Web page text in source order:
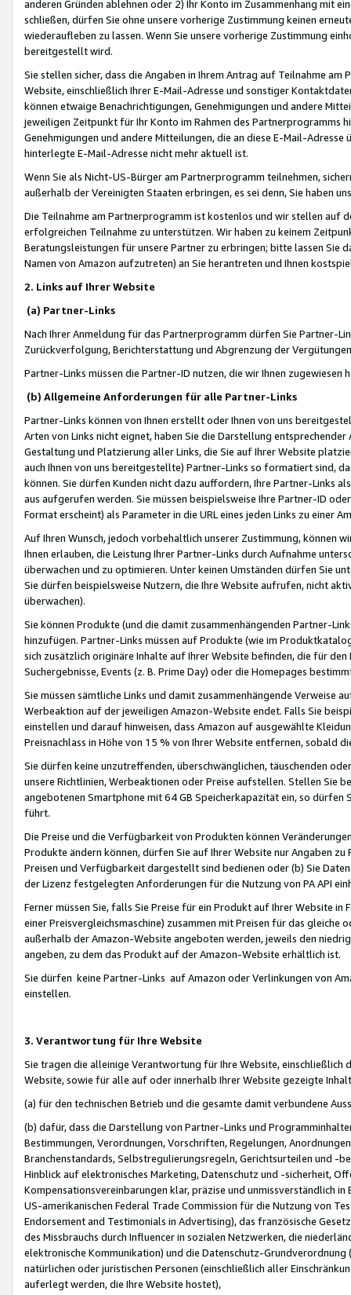
anderen Gründen ablehnen oder 2) Ihr Konto im Zusammenhang mit
schließen, dürfen Sie ohne unsere vorherige Zustimmung keinen
wiederaufleben zu lassen. Wenn Sie unsere vorherige Zustimmung
bereitgestellt wird.
Sie stellen sicher, dass die Angaben in Ihrem Antrag auf Teilnahme
Website, einschließlich Ihrer E-Mail-Adresse und sonstiger
können etwaige Benachrichtigungen, Genehmigungen und andere
jeweiligen Zeitpunkt für Ihr Konto im Rahmen des Partnerprogramms
Genehmigungen und andere Mitteilungen, die an diese E-Mail-
hinterlegte E-Mail-Adresse nicht mehr aktuell ist.
Wenn Sie als Nicht-US-Bürger am Partnerprogramm teilnehmen,
außerhalb der Vereinigten Staaten erbringen, es sei denn, Sie haben
Die Teilnahme am Partnerprogramm ist kostenlos und wir stellen auf
erfolgreichen Teilnahme zu unterstützen. Wir haben zu keinem
Beratungsleistungen für unsere Partner zu erbringen; bitte lassen Sie
Namen von Amazon aufzutreten) an Sie herantreten und Ihnen
2. Links auf Ihrer Website
(a) Partner-Links
Nach Ihrer Anmeldung für das Partnerprogramm dürfen Sie Partner-
Zurückverfolgung, Berichterstattung und Abgrenzung der
Partner-Links müssen die Partner-ID nutzen, die wir Ihnen zugewiesen
(b) Allgemeine Anforderungen für alle Partner-Links
Partner-Links können von Ihnen erstellt oder Ihnen von uns
Arten von Links nicht eignet, haben Sie die Darstellung
Gestaltung und Platzierung aller Links, die Sie auf Ihrer Website
auch Ihnen von uns bereitgestellte) Partner-Links so formatiert sind,
können. Sie dürfen Kunden nicht dazu auffordern, Ihre Partner-Links
aus aufgerufen werden. Sie müssen beispielsweise Ihre Partner-ID
Format erscheint) als Parameter in die URL eines jeden Links zu einer
Auf Ihren Wunsch, jedoch vorbehaltlich unserer Zustimmung, können
Ihnen erlauben, die Leistung Ihrer Partner-Links durch Aufnahme
überwachen und zu optimieren. Unter keinen Umständen dürfen Sie
Sie dürfen beispielsweise Nutzern, die Ihre Website aufrufen, nicht
überwachen).
Sie können Produkte (und die damit zusammenhängenden Partner-
hinzufügen. Partner-Links müssen auf Produkte (wie im
sich zusätzlich originäre Inhalte auf Ihrer Website befinden, die für
Suchergebnisse, Events (z. B. Prime Day) oder die Homepages
Sie müssen sämtliche Links und damit zusammenhängende
Werbeaktion auf der jeweiligen Amazon-Website endet. Falls Sie
einstellen und darauf hinweisen, dass Amazon auf ausgewählte
Preisnachlass in Höhe von 15 % von Ihrer Website entfernen, sobald
Sie dürfen keine unzutreffenden, überschwänglichen, täuschenden
unsere Richtlinien, Werbeaktionen oder Preise aufstellen. Stellen Sie
angebotenen Smartphone mit 64 GB Speicherkapazität ein, so dürfen
führt.
Die Preise und die Verfügbarkeit von Produkten können
Produkte ändern können, dürfen Sie auf Ihrer Website nur Angaben
Preisen und Verfügbarkeit dargestellt sind bedienen oder (b) Sie
der Lizenz festgelegten Anforderungen für die Nutzung von PA API
Ferner müssen Sie, falls Sie Preise für ein Produkt auf Ihrer Website
einer Preisvergleichsmaschine) zusammen mit Preisen für das
außerhalb der Amazon-Website angeboten werden, jeweils den
angeben, zu dem das Produkt auf der Amazon-Website erhältlich ist.
Sie dürfen keine Partner-Links auf Amazon oder Verlinkungen von
einstellen.
3. Verantwortung für Ihre Website
Sie tragen die alleinige Verantwortung für Ihre Website,
Website, sowie für alle auf oder innerhalb Ihrer Website gezeigte
(a) für den technischen Betrieb und die gesamte damit verbundene
(b) dafür, dass die Darstellung von Partner-Links und
Bestimmungen, Verordnungen, Vorschriften, Regelungen,
Branchenstandards, Selbstregulierungsregeln, Gerichtsurteilen und -
Hinblick auf elektronisches Marketing, Datenschutz und -sicherheit,
Kompensationsvereinbarungen klar, präzise und unmissverständlich
US-amerikanischen Federal Trade Commission für die Nutzung von
Endorsement and Testimonials in Advertising), das französische
des Missbrauchs durch Influencer in sozialen Netzwerken, die
elektronische Kommunikation) und die Datenschutz-
natürlichen oder juristischen Personen (einschließlich aller
auferlegt werden, die Ihre Website hostet),